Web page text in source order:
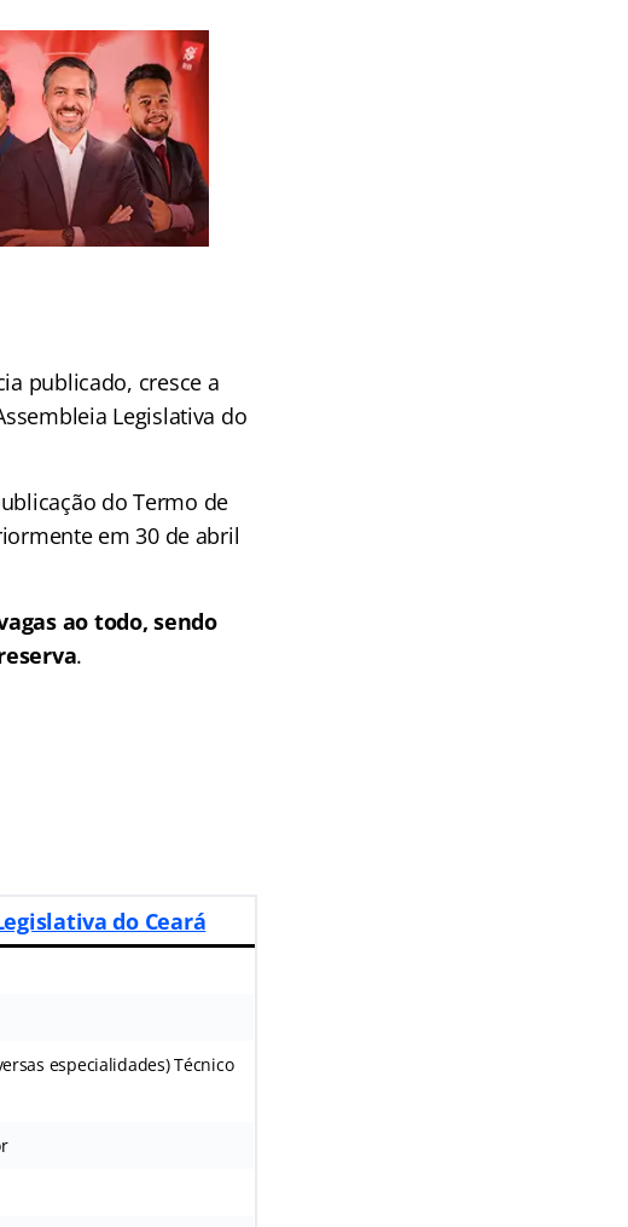
publicado, cresce a
Legislativa do
do Termo de
em 30 de abril
ao todo, sendo
.
do Ceará
especialidades) Técnico